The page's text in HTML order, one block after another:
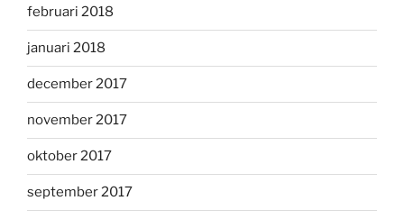
februari 2018
januari 2018
december 2017
november 2017
oktober 2017
september 2017